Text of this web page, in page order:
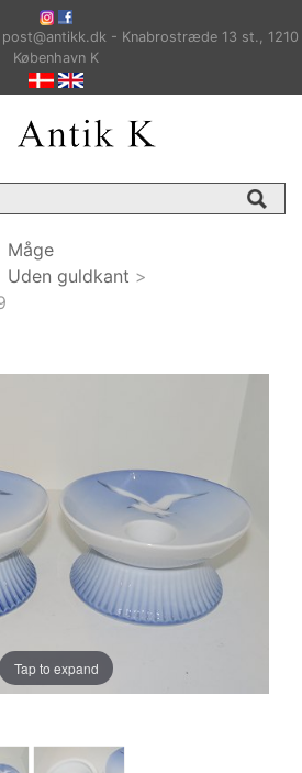
- Knabrostræde 13 st., 1210
København K
Måge
Uden guldkant >
Tap to expand